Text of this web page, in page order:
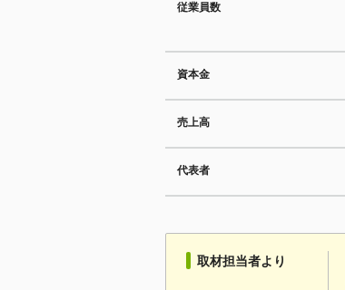
従業員数
資本金
売上高
代表者
取材担当者より